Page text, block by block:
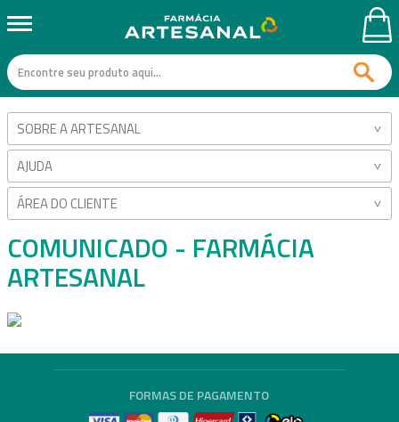
SOBRE A ARTESANAL
AJUDA
ÁREA DO CLIENTE
COMUNICADO - FARMÁCIA
ARTESANAL
FORMAS DE PAGAMENTO